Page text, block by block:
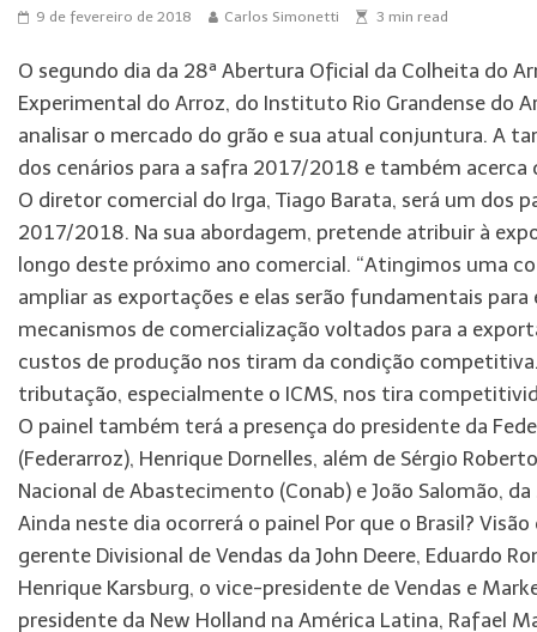
9 de fevereiro de 2018 Carlos Simonetti 3 min read
O segundo dia da 28ª Abertura Oficial da Colheita do
Experimental do Arroz, do Instituto Rio Grandense do
analisar o mercado do grão e sua atual conjuntura. A
dos cenários para a safra 2017/2018 e também
O diretor comercial do Irga, Tiago Barata, será um dos
2017/2018. Na sua abordagem, pretende atribuir à
longo deste próximo ano comercial. “Atingimos uma
ampliar as exportações e elas serão fundamentais
mecanismos de comercialização voltados para a
custos de produção nos tiram da condição
tributação, especialmente o ICMS, nos tira
O painel também terá a presença do presidente da
(Federarroz), Henrique Dornelles, além de Sérgio
Nacional de Abastecimento (Conab) e João Salomão,
Ainda neste dia ocorrerá o painel Por que o Brasil?
gerente Divisional de Vendas da John Deere, Eduardo
Henrique Karsburg, o vice-presidente de Vendas e
presidente da New Holland na América Latina, Rafael